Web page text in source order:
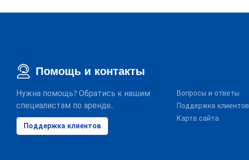
Помощь и контакты
Нужна помощь? Обратись к нашим
специалистам по аренде.
Поддержка клиентов
Вопросы и ответы
Поддержка клиентов
Карта сайта